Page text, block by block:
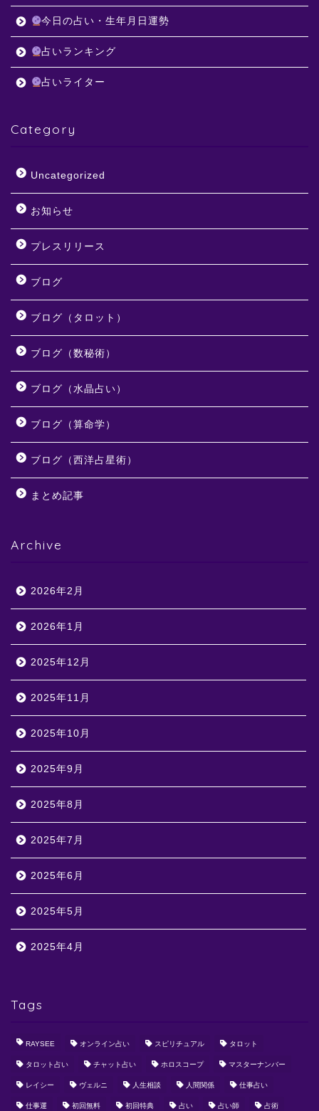
今日の占い・生年月日運勢
占いランキング
占いライター
Category
Uncategorized
お知らせ
プレスリリース
ブログ
ブログ（タロット）
ブログ（数秘術）
ブログ（水晶占い）
ブログ（算命学）
ブログ（西洋占星術）
まとめ記事
Archive
2026年2月
2026年1月
2025年12月
2025年11月
2025年10月
2025年9月
2025年8月
2025年7月
2025年6月
2025年5月
2025年4月
Tags
RAYSEE オンライン占い スピリチュアル タロット
タロット占い チャット占い ホロスコープ マスターナンバー
レイシー ヴェルニ 人生相談 人間関係 仕事占い
仕事運 初回無料 初回特典 占い 占い師 占術